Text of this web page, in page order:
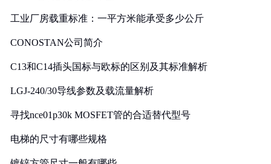
工业厂房载重标准：一平方米能承受多少公斤
CONOSTAN公司简介
C13和C14插头国标与欧标的区别及其标准解析
LGJ-240/30导线参数及载流量解析
寻找nce01p30k MOSFET管的合适替代型号
电梯的尺寸有哪些规格